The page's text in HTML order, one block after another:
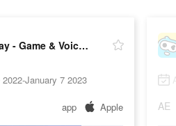
WePlay - Game & Voice Chat
January 7 2023
app Apple AE